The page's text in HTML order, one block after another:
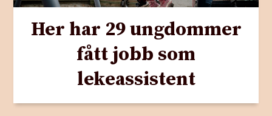
Her har 29 ungdommer
fått jobb som
lekeassistent